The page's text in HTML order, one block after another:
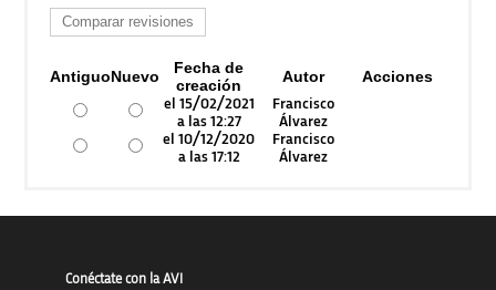
AntiguoNuevo
Fecha de
creación
Autor Acciones
el 15/02/2021
a las 12:27
Francisco
Álvarez
el 10/12/2020
a las 17:12
Francisco
Álvarez
Conéctate con la AVI